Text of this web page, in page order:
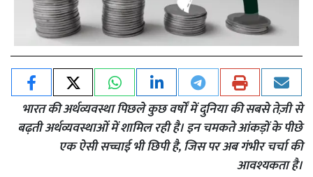
भारत की अर्थव्यवस्था पिछले कुछ वर्षों में दुनिया की सबसे तेज़ी से
बढ़ती अर्थव्यवस्थाओं में शामिल रही है। इन चमकते आंकड़ों के पीछे
एक ऐसी सच्चाई भी छिपी है, जिस पर अब गंभीर चर्चा की
आवश्यकता है।